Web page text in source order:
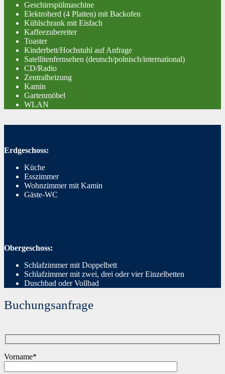
Geschirrspülmaschine
Elektroherd (4 Platten) mit Backofen
Kühlschrank mit Eisfach
Kaffeezubereiter
Toaster
Kinderbett/Hochstuhl auf Anfrage
Satellitenfernsehen (deutsch/polnisch/international)
CD/Radio
Zentralheizung
Kamin
Gartenmöbel
WLAN
Erdgeschoss:
Küche
Esszimmer
Wohnzimmer mit Kamin
Gäste-WC
Obergeschoss:
Schlafzimmer mit Doppelbett
Schlafzimmer mit zwei, drei oder vier Einzelbetten
Duschbad oder Vollbad
Buchungsanfrage
Vorname*